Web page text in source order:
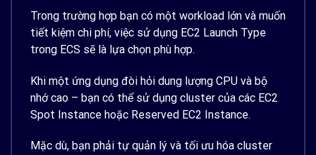
Trong trường hợp bạn có một workload lớn và muốn
tiết kiệm chi phí, việc sử dụng EC2 Launch Type
trong ECS sẽ là lựa chọn phù hợp.
Khi một ứng dụng đòi hỏi dung lượng CPU và bộ
nhớ cao – bạn có thể sử dụng cluster của các EC2
Spot Instance hoặc Reserved EC2 Instance.
Mặc dù, bạn phải tự quản lý và tối ưu hóa cluster